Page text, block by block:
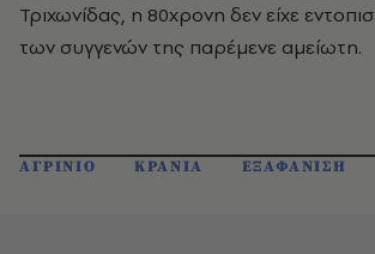
Τριχωνίδας, η 80χρονη δεν είχε
των συγγενών της παρέμενε αμείωτη.
ΑΓΡΙΝΙΟ ΚΡΑΝΙΑ ΕΞΑΦΑΝΙΣΗ